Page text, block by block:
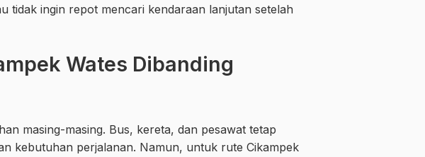
tidak ingin repot mencari kendaraan lanjutan setelah
Wates Dibanding
masing-masing. Bus, kereta, dan pesawat tetap
kebutuhan perjalanan. Namun, untuk rute Cikampek